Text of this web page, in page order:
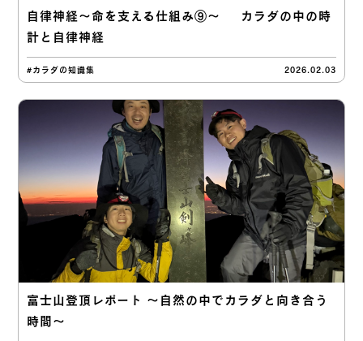
自律神経〜命を支える仕組み⑨〜 カラダの中の時
計と自律神経
#カラダの知識集 2026.02.03
富士山登頂レポート 〜自然の中でカラダと向き合う
時間〜